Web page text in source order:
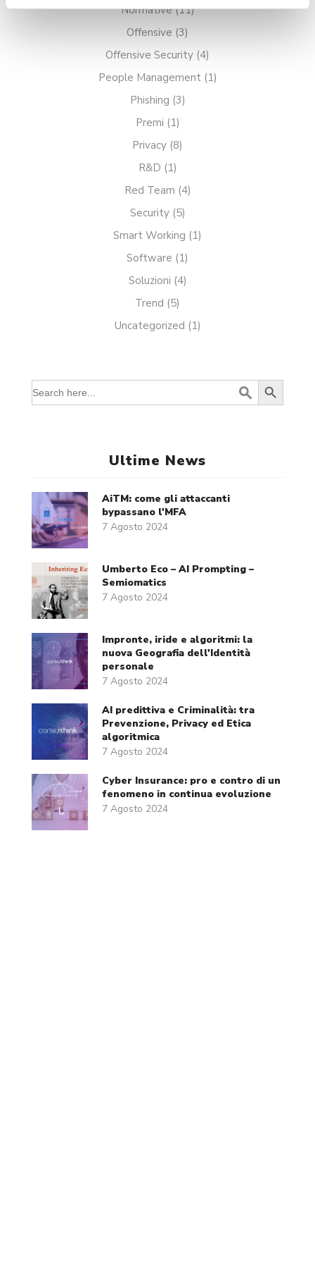
pulsante "X" in alto a destra. Per
saperne di più rispetto ai cookie,
consulta la relativaCookie policy
Normative(11)
Offensive (3)
Offensive Security (4)
People Management(1)
Phishing (3)
Premi (1)
Privacy (8)
R&D (1)
Red Team (4)
Security(5)
Smart Working (1)
Software (1)
Soluzioni (4)
Trend (5)
Uncategorized (1)
Search
for:
Search Button
Ultime News
AiTM: come gli attaccanti
bypassano l'MFA
7 Agosto 2024
Umberto Eco – AI Prompting –
Semiomatics
7 Agosto 2024
Impronte, iride e algoritmi: la
nuova Geografia dell'Identità
personale
7 Agosto 2024
AI predittiva e Criminalità: tra
Prevenzione, Privacy ed Etica
algoritmica
7 Agosto 2024
Cyber Insurance: pro e contro di un
fenomeno in continua evoluzione
7 Agosto 2024